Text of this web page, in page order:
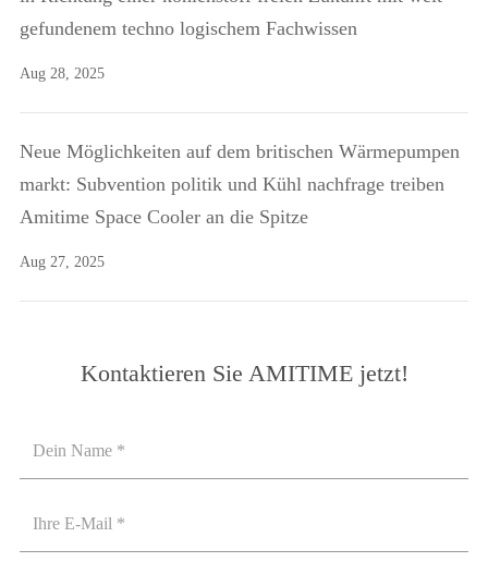
gefundenem techno logischem Fachwissen
Aug 28, 2025
Neue Möglichkeiten auf dem britischen Wärmepumpen
markt: Subvention politik und Kühl nachfrage treiben
Amitime Space Cooler an die Spitze
Aug 27, 2025
Kontaktieren Sie AMITIME jetzt!